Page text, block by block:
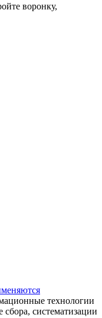
воронку,
технологии
систематизации